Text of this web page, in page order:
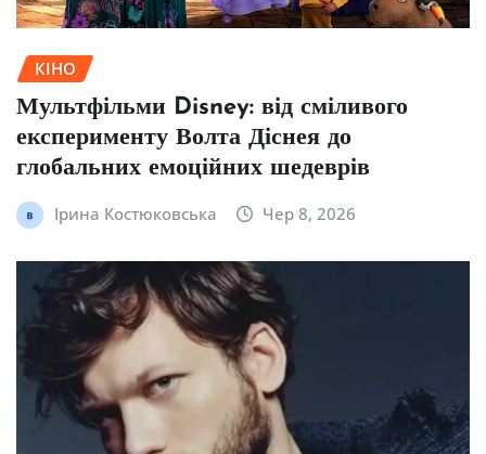
КІНО
Мультфільми Disney: від сміливого
експерименту Волта Діснея до
глобальних емоційних шедеврів
Ірина Костюковська Чер 8, 2026